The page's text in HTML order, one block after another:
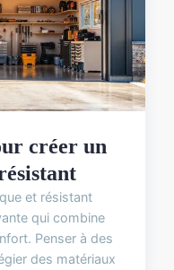
créer un
et résistant
qui combine
Penser à des
des matériaux